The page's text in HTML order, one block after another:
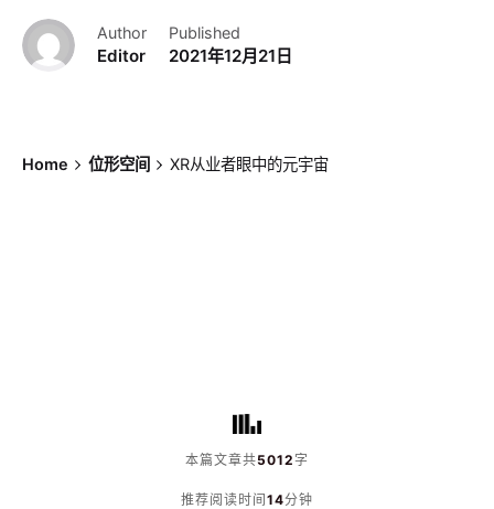
Author
Editor
Published
2021年12月21日
Home 位形空间 XR从业者眼中的元宇宙
本篇文章共5012字
推荐阅读时间14分钟